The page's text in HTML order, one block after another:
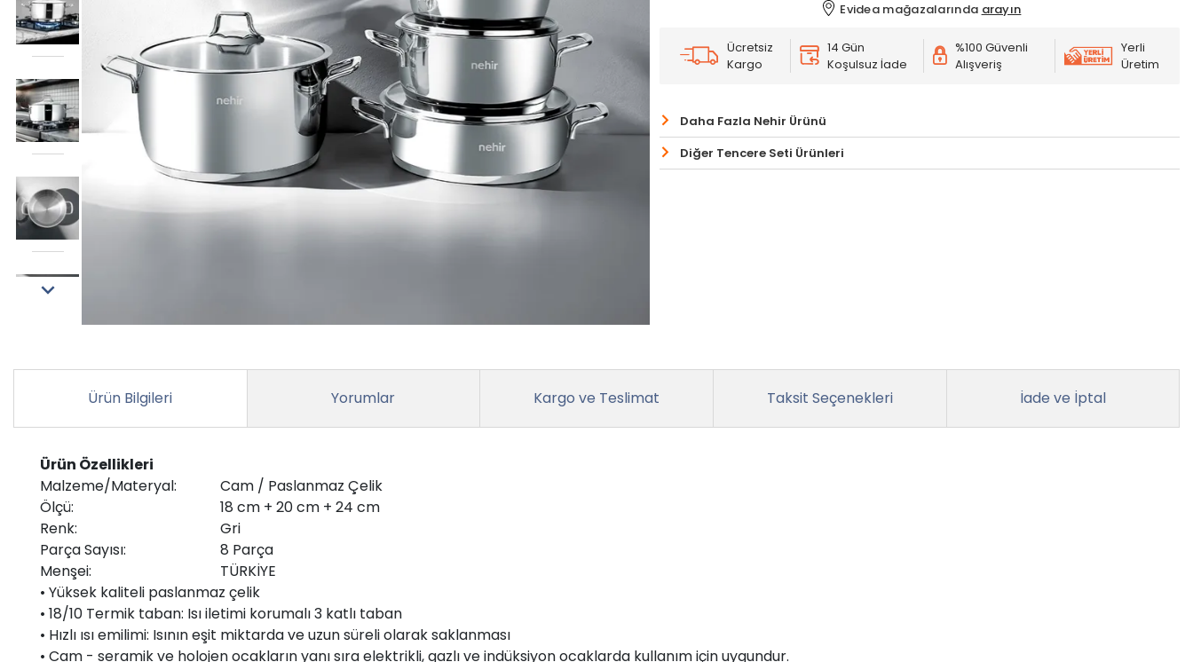
Evidea mağazalarında arayın
Ücretsiz
Kargo
14 Gün
Koşulsuz İade
%100 Güvenli
Alışveriş
Yerli
Üretim
Daha Fazla Nehir Ürünü
Diğer Tencere Seti Ürünleri
Ürün Bilgileri Yorumlar Kargo ve Teslimat Taksit Seçenekleri İade ve İptal
Ürün Özellikleri
Malzeme/Materyal:
Cam / Paslanmaz Çelik
Ölçü:
18 cm + 20 cm + 24 cm
Renk:
Gri
Parça Sayısı:
8 Parça
Menşei:
TÜRKİYE
• Yüksek kaliteli paslanmaz çelik
• 18/10 Termik taban: Isı iletimi korumalı 3 katlı taban
• Hızlı ısı emilimi: Isının eşit miktarda ve uzun süreli olarak saklanması
• Cam - seramik ve holojen ocakların yanı sıra elektrikli, gazlı ve indüksiyon ocaklarda kullanım için uygundur.